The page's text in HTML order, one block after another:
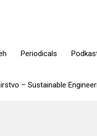
Periodicals
– Sustainable